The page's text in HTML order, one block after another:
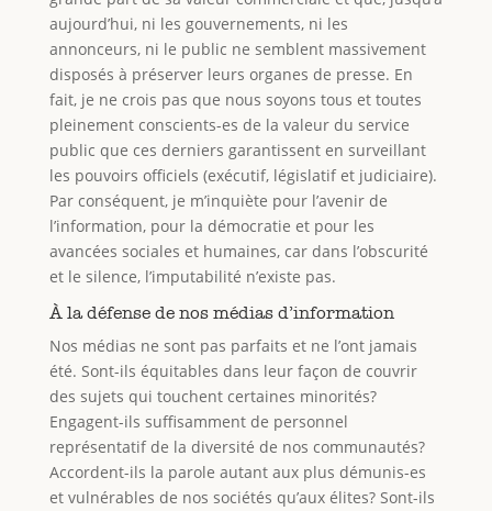
aujourd’hui, ni les gouvernements, ni les
annonceurs, ni le public ne semblent massivement
disposés à préserver leurs organes de presse. En
fait, je ne crois pas que nous soyons tous et toutes
pleinement conscients-es de la valeur du service
public que ces derniers garantissent en surveillant
les pouvoirs officiels (exécutif, législatif et judiciaire).
Par conséquent, je m’inquiète pour l’avenir de
l’information, pour la démocratie et pour les
avancées sociales et humaines, car dans l’obscurité
et le silence, l’imputabilité n’existe pas.
À la défense de nos médias d’information
Nos médias ne sont pas parfaits et ne l’ont jamais
été. Sont-ils équitables dans leur façon de couvrir
des sujets qui touchent certaines minorités?
Engagent-ils suffisamment de personnel
représentatif de la diversité de nos communautés?
Accordent-ils la parole autant aux plus démunis-es
et vulnérables de nos sociétés qu’aux élites? Sont-ils